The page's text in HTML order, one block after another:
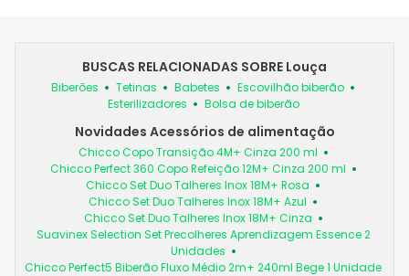
BUSCAS RELACIONADAS SOBRE Louça
Biberões Tetinas Babetes
Escovilhão biberão
Esterilizadores
Bolsa de biberão
Novidades Acessórios de alimentação
Chicco Copo Transição 4M+ Cinza 200 ml
Chicco Perfect 360 Copo Refeição 12M+ Cinza 200 ml
Chicco Set Duo Talheres Inox 18M+ Rosa
Chicco Set Duo Talheres Inox 18M+ Azul
Chicco Set Duo Talheres Inox 18M+ Cinza
Suavinex Selection Set Precolheres Aprendizagem Essence 2
Unidades
Chicco Perfect5 Biberão Fluxo Médio 2m+ 240ml Bege 1 Unidade